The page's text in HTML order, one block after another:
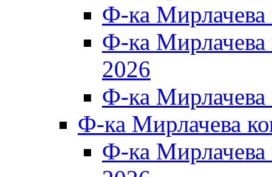
Ф-ка
Ф-ка
2026
Ф-ка
Ф-ка Мирлачева
Ф-ка